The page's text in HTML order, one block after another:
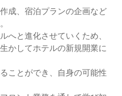
成、宿泊プランの企画など
へと進化させていくため、
かしてホテルの新規開業に
ことができ、自身の可能性